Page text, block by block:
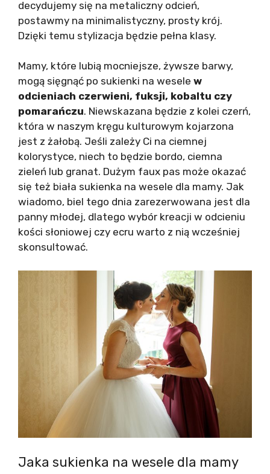
decydujemy się na metaliczny odcień,
postawmy na minimalistyczny, prosty krój.
Dzięki temu stylizacja będzie pełna klasy.
Mamy, które lubią mocniejsze, żywsze barwy,
mogą sięgnąć po sukienki na wesele w
odcieniach czerwieni, fuksji, kobaltu czy
pomarańczu. Niewskazana będzie z kolei czerń,
która w naszym kręgu kulturowym kojarzona
jest z żałobą. Jeśli zależy Ci na ciemnej
kolorystyce, niech to będzie bordo, ciemna
zieleń lub granat. Dużym faux pas może okazać
się też biała sukienka na wesele dla mamy. Jak
wiadomo, biel tego dnia zarezerwowana jest dla
panny młodej, dlatego wybór kreacji w odcieniu
kości słoniowej czy ecru warto z nią wcześniej
skonsultować.
Jaka sukienka na wesele dla mamy